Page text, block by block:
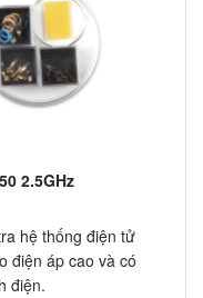
hệ thống điện tử
điện áp cao và có
điện.